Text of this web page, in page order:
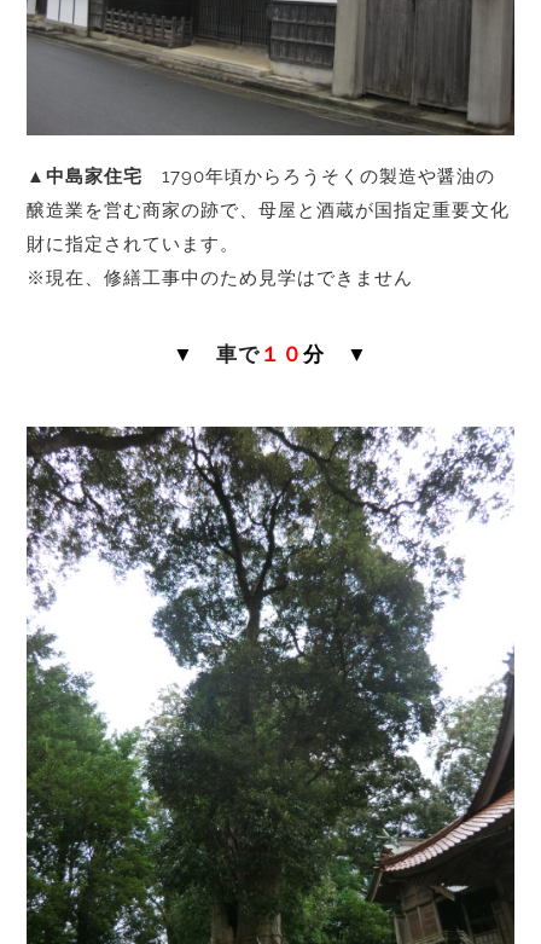
▲中島家住宅 1790年頃からろうそくの製造や醤油の
醸造業を営む商家の跡で、母屋と酒蔵が国指定重要文化
財に指定されています。
※現在、修繕工事中のため見学はできません
▼ 車で １０ 分 ▼